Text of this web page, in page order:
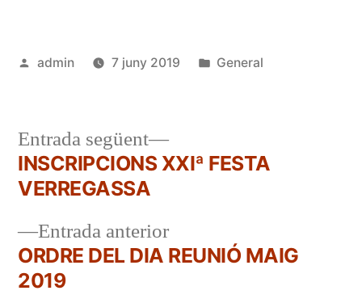
Publicat
admin 7 juny 2019
Publicat
General
Navegació
d'entrades
Entrada anteriorEntrada
anterior:
ORDRE DEL DIA REUNIÓ MAIG
2019
Entrada següent
Entrada
següent:
INSCRIPCIONS XXIª FESTA
VERREGASSA